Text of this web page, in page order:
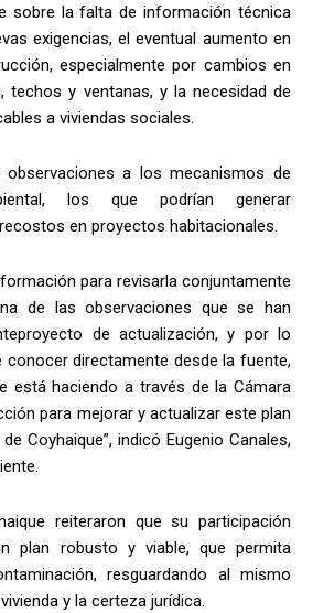
sobre la falta de información técnica
exigencias, el eventual aumento en
especialmente por cambios en
techos y ventanas, y la necesidad de
a viviendas sociales.
observaciones a los mecanismos de
los que podrían generar
en proyectos habitacionales.
para revisarla conjuntamente
de las observaciones que se han
de actualización, y por lo
directamente desde la fuente,
está haciendo a través de la Cámara
para mejorar y actualizar este plan
Coyhaique”, indicó Eugenio Canales,
reiteraron que su participación
plan robusto y viable, que permita
resguardando al mismo
y la certeza jurídica.